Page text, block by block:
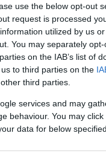
use the below opt-out
request is processed
utilized by us
You may separately
on the IAB’s list of
to third parties on the
third parties.
services and may
behaviour. You may
data for below
έχει
θα πρέπει να
τις 08:00.
τρεις (3) ώρες.
όλους τους
Λυκείων